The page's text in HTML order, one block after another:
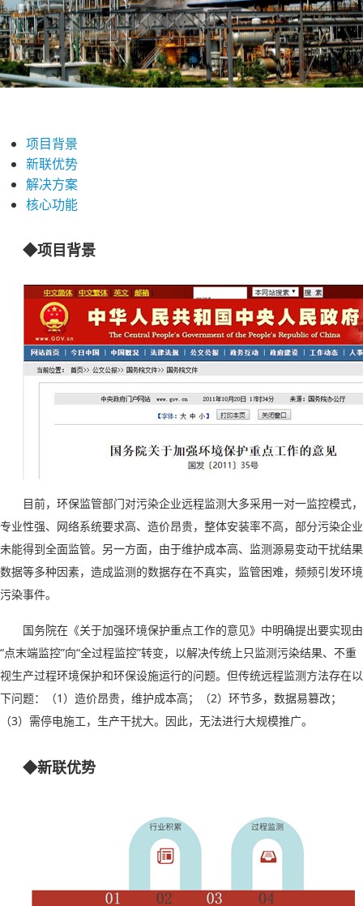
项目背景
新联优势
解决方案
核心功能
◆项目背景
目前，环保监管部门对污染企业远程监测大多采用一对一监控模式，
专业性强、网络系统要求高、造价昂贵，整体安装率不高，部分污染企业
未能得到全面监管。另一方面，由于维护成本高、监测源易变动干扰结果
数据等多种因素，造成监测的数据存在不真实，监管困难，频频引发环境
污染事件。
国务院在《关于加强环境保护重点工作的意见》中明确提出要实现由
“点末端监控”向“全过程监控”转变，以解决传统上只监测污染结果、不重
视生产过程环境保护和环保设施运行的问题。 但传统远程监测方法存在以
下问题：（1 ）造价昂贵，维护成本高；（2）环节多，数据易篡改；
（3）需停电施工，生产干扰大。 因此， 无法进行大规模推广。
◆新联优势